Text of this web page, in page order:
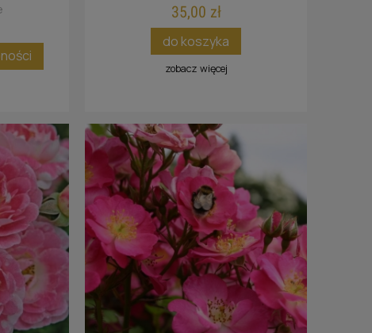
kwiatach i dużej odporności na choroby.
Należąca do naszej przyjaznej
pszczołom kolekcji NectarGarden
35,00 zł
do koszyka
zobacz więcej